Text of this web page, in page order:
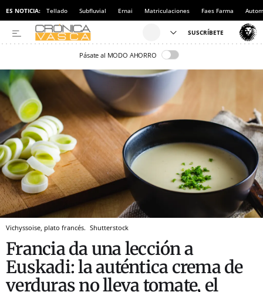
ES NOTICIA: Tellado Subfluvial Ernai Matriculaciones Faes Farma
Pásate al MODO AHORRO
Vichyssoise, plato francés. Shutterstock
Francia da una lección a
Euskadi: la auténtica crema de
verduras no lleva tomate, el